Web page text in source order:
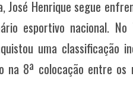
Henrique segue
esportivo nacional.
uma classificação
na 8ª colocação entre os